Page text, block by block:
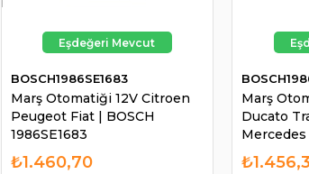
Marş Otomatiği 12V Citroen
Peugeot Fiat | BOSCH
1986SE1683
BOSCH1986SE1683
₺1.460,70
Marş
Ducato